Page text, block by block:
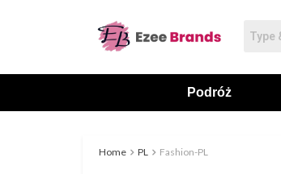
Podróż
Home PL Fashion-PL